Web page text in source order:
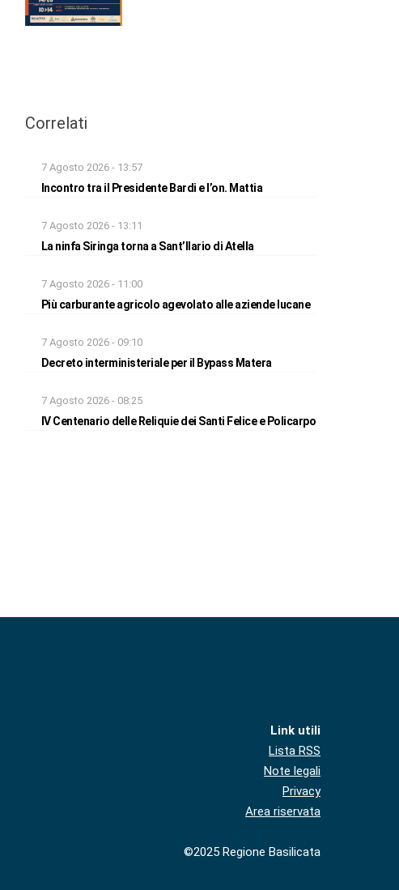
Correlati
7 Agosto 2026 - 13:57
Incontro tra il Presidente Bardi e l’on. Mattia
7 Agosto 2026 - 13:11
La ninfa Siringa torna a Sant’Ilario di Atella
7 Agosto 2026 - 11:00
Più carburante agricolo agevolato alle aziende lucane
7 Agosto 2026 - 09:10
Decreto interministeriale per il Bypass Matera
7 Agosto 2026 - 08:25
IV Centenario delle Reliquie dei Santi Felice e Policarpo
Link utili
Lista RSS
Note legali
Privacy
Area riservata
©2025 Regione Basilicata